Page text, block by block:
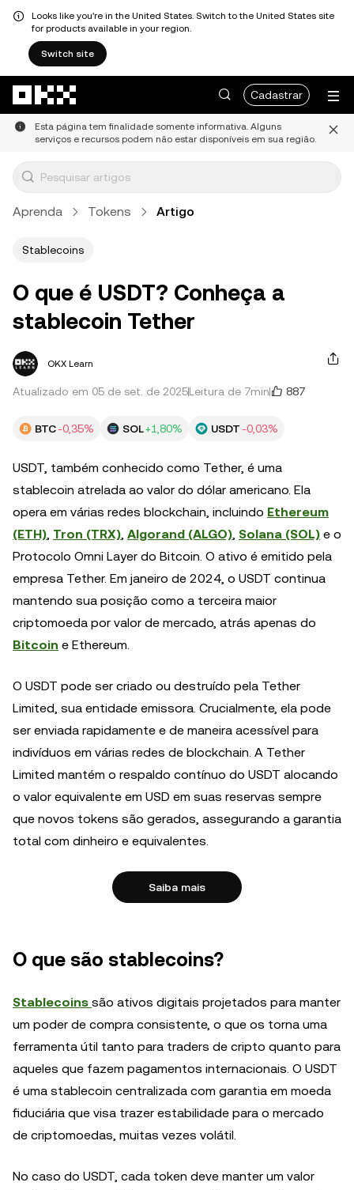
Looks like you're in the United States. Switch to the United States site
for products available in your region.
Switch site
Cadastrar
Esta página tem finalidade somente informativa. Alguns
serviços e recursos podem não estar disponíveis em sua região.
Aprenda Tokens Artigo
Stablecoins
O que é USDT? Conheça a
stablecoin Tether
OKX Learn
Atualizado em 05 de set. de 2025Leitura de 7min 887
BTC-0,35% SOL+1,80% USDT-0,03%
USDT, também conhecido como Tether, é uma
stablecoin atrelada ao valor do dólar americano. Ela
opera em várias redes blockchain, incluindo Ethereum
(ETH), Tron (TRX), Algorand (ALGO), Solana (SOL) e o
Protocolo Omni Layer do Bitcoin. O ativo é emitido pela
empresa Tether. Em janeiro de 2024, o USDT continua
mantendo sua posição como a terceira maior
criptomoeda por valor de mercado, atrás apenas do
Bitcoin e Ethereum.
O USDT pode ser criado ou destruído pela Tether
Limited, sua entidade emissora. Crucialmente, ela pode
ser enviada rapidamente e de maneira acessível para
indivíduos em várias redes de blockchain. A Tether
Limited mantém o respaldo contínuo do USDT alocando
o valor equivalente em USD em suas reservas sempre
que novos tokens são gerados, assegurando a garantia
total com dinheiro e equivalentes.
Saiba mais
O que são stablecoins?
Stablecoins são ativos digitais projetados para manter
um poder de compra consistente, o que os torna uma
ferramenta útil tanto para traders de cripto quanto para
aqueles que fazem pagamentos internacionais. O USDT
é uma stablecoin centralizada com garantia em moeda
fiduciária que visa trazer estabilidade para o mercado
de criptomoedas, muitas vezes volátil.
No caso do USDT, cada token deve manter um valor